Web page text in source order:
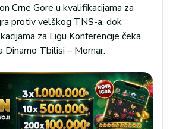
Crne Gore u kvalifikacijama za
protiv velškog TNS-a, dok
za Ligu Konferencije čeka
Dinamo Tbilisi – Mornar.